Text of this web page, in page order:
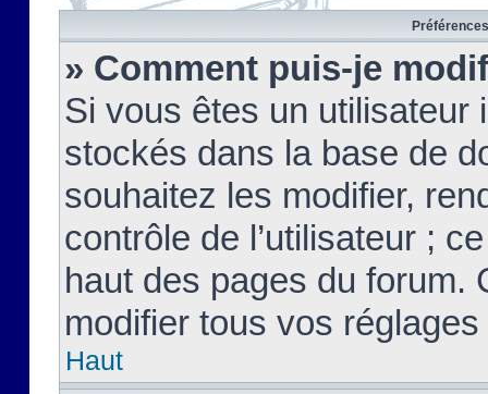
» Comment puis-je
Si vous êtes un
stockés dans la base de
souhaitez les modifier,
contrôle de l’utilisateur ;
haut des pages du forum.
modifier tous vos
Haut